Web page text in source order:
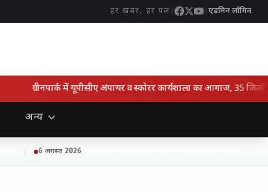
हर खबर, हर पल एडमिन लॉगिन
ग्रीनपार्क में यूपीसीए अंपायर व स्कोरर कार्यशाला का आगाज, 35 जिलों के
अन्य
6 अगस्त 2026उत्तर प्रदेश को तकनीकी नवाचार का हब बनाने की दिशा में